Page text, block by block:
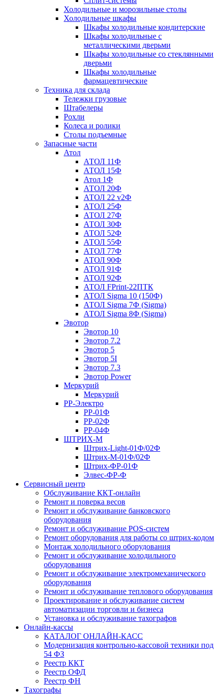
Холодильные и морозильные столы
Холодильные шкафы
Шкафы холодильные кондитерские
Шкафы холодильные с
металлическими дверьми
Шкафы холодильные со стеклянными
дверьми
Шкафы холодильные
фармацевтические
Техника для склада
Тележки грузовые
Штабелеры
Рохли
Колеса и ролики
Столы подъемные
Запасные части
Атол
АТОЛ 11Ф
АТОЛ 15Ф
Атол 1Ф
АТОЛ 20Ф
АТОЛ 22 v2Ф
АТОЛ 25Ф
АТОЛ 27Ф
АТОЛ 30Ф
АТОЛ 52Ф
АТОЛ 55Ф
АТОЛ 77Ф
АТОЛ 90Ф
АТОЛ 91Ф
АТОЛ 92Ф
АТОЛ FPrint-22ПТК
АТОЛ Sigma 10 (150Ф)
АТОЛ Sigma 7Ф (Sigma)
АТОЛ Sigma 8Ф (Sigma)
Эвотор
Эвотор 10
Эвотор 7.2
Эвотор 5
Эвотор 5I
Эвотор 7.3
Эвотор Power
Меркурий
Меркурий
РР-Электро
РР-01Ф
РР-02Ф
РР-04Ф
ШТРИХ-М
Штрих-Light-01Ф/02Ф
Штрих-М-01Ф/02Ф
Штрих-ФР-01Ф
Элвес-ФР-Ф
Сервисный центр
Обслуживание ККТ-онлайн
Ремонт и поверка весов
Ремонт и обслуживание банковского
оборудования
Ремонт и обслуживание POS-систем
Ремонт оборудования для работы со штрих-кодом
Монтаж холодильного оборудования
Ремонт и обслуживание холодильного
оборудования
Ремонт и обслуживание электромеханического
оборудования
Ремонт и обслуживание теплового оборудования
Проектирование и обслуживание систем
автоматизации торговли и бизнеса
Установка и обслуживание тахографов
Онлайн-кассы
КАТАЛОГ ОНЛАЙН-КАСС
Модернизация контрольно-кассовой техники под
54 ФЗ
Реестр ККТ
Реестр ОФД
Реестр ФН
Тахографы